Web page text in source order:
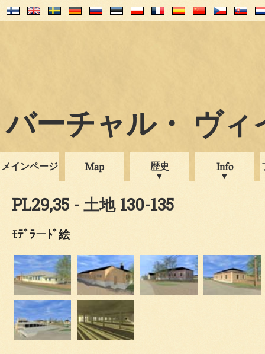
バーチャル・ ヴィ
メインページ Map 歴史 Info
PL29,35 - 土地 130-135
ﾓﾃﾞﾗーﾄﾞ絵